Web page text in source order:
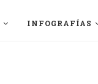
INFOGRAFÍAS